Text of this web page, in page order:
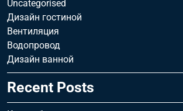
Uncategorised
Дизайн гостиной
Вентиляция
Водопровод
Дизайн ванной
Recent Posts